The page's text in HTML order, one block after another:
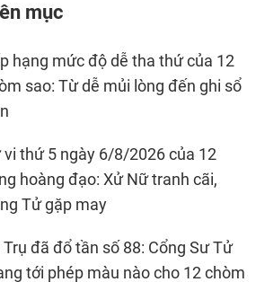
mục
hạng mức độ dễ tha thứ của 12
sao: Từ dễ mủi lòng đến ghi sổ
vi thứ 5 ngày 6/8/2026 của 12
hoàng đạo: Xử Nữ tranh cãi,
Tử gặp may
Trụ đã đổ tần số 88: Cổng Sư Tử
tới phép màu nào cho 12 chòm